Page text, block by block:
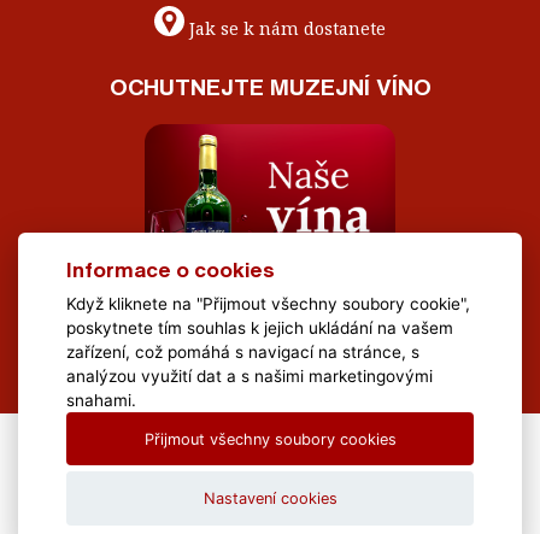
Jak se k nám dostanete
OCHUTNEJTE MUZEJNÍ VÍNO
All Rights Reserved Muzeum Brněnska © 2020, Webdesign by
Informace o cookies
Když kliknete na "Přijmout všechny soubory cookie",
poskytnete tím souhlas k jejich ukládání na vašem
zařízení, což pomáhá s navigací na stránce, s
analýzou využití dat a s našimi marketingovými
snahami.
Přijmout všechny soubory cookies
Nastavení cookies